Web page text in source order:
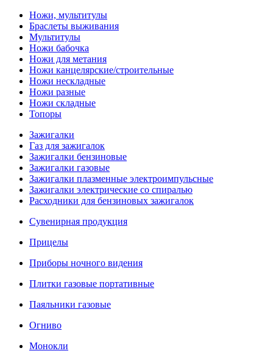
Ножи, мультитулы
Браслеты выживания
Мультитулы
Ножи бабочка
Ножи для метания
Ножи канцелярские/строительные
Ножи нескладные
Ножи разные
Ножи складные
Топоры
Зажигалки
Газ для зажигалок
Зажигалки бензиновые
Зажигалки газовые
Зажигалки плазменные электроимпульсные
Зажигалки электрические со спиралью
Расходники для бензиновых зажигалок
Сувенирная продукция
Прицелы
Приборы ночного видения
Плитки газовые портативные
Паяльники газовые
Огниво
Монокли